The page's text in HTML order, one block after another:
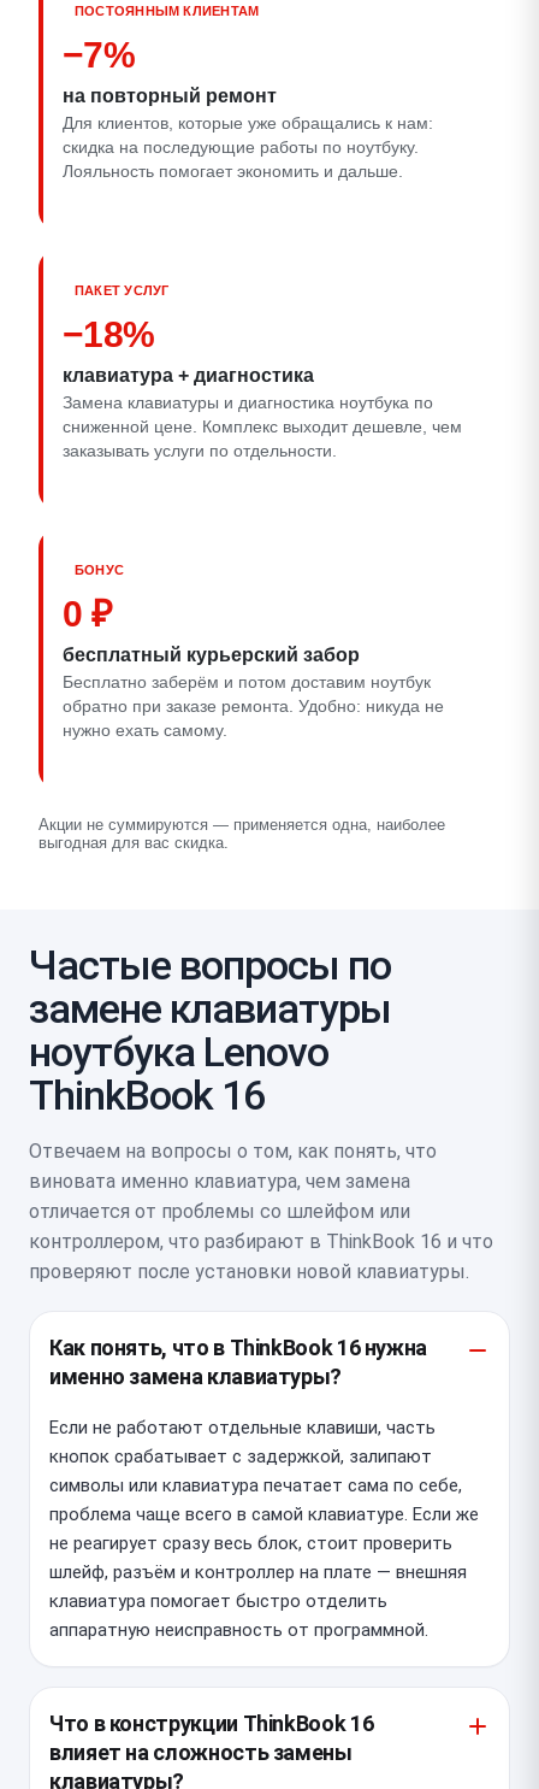
ПОСТОЯННЫМ КЛИЕНТАМ
−7%
на повторный ремонт
Для клиентов, которые уже обращались к нам:
скидка на последующие работы по ноутбуку.
Лояльность помогает экономить и дальше.
ПАКЕТ УСЛУГ
−18%
клавиатура + диагностика
Замена клавиатуры и диагностика ноутбука по
сниженной цене. Комплекс выходит дешевле, чем
заказывать услуги по отдельности.
БОНУС
0 ₽
бесплатный курьерский забор
Бесплатно заберём и потом доставим ноутбук
обратно при заказе ремонта. Удобно: никуда не
нужно ехать самому.
Акции не суммируются — применяется одна, наиболее
выгодная для вас скидка.
Частые вопросы по
замене клавиатуры
ноутбука Lenovo
ThinkBook 16
Отвечаем на вопросы о том, как понять, что
виновата именно клавиатура, чем замена
отличается от проблемы со шлейфом или
контроллером, что разбирают в ThinkBook 16 и что
проверяют после установки новой клавиатуры.
Как понять, что в ThinkBook 16 нужна
именно замена клавиатуры?
Если не работают отдельные клавиши, часть
кнопок срабатывает с задержкой, залипают
символы или клавиатура печатает сама по себе,
проблема чаще всего в самой клавиатуре. Если же
не реагирует сразу весь блок, стоит проверить
шлейф, разъём и контроллер на плате — внешняя
клавиатура помогает быстро отделить
аппаратную неисправность от программной.
Что в конструкции ThinkBook 16
влияет на сложность замены
клавиатуры?